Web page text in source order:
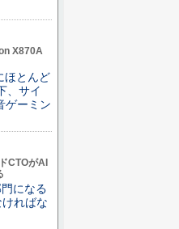
X870A
ほとんど
、サイ
ゲーミン
CTOがAI
になる
ればな